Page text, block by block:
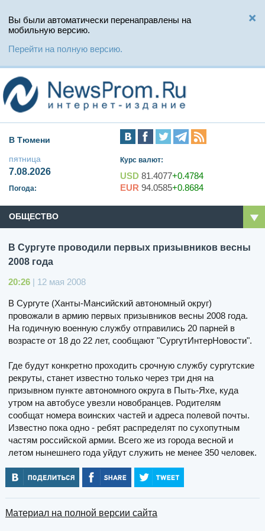
Вы были автоматически перенаправлены на
мобильную версию.
Перейти на полную версию.
В Тюмени
пятница
7.08.2026
Погода:
Курс валют:
USD 81.4077+0.4784
EUR 94.0585+0.8684
ОБЩЕСТВО
В Сургуте проводили первых призывников весны
2008 года
20:26 | 12 мая 2008
В Сургуте (Ханты-Мансийский автономный округ)
провожали в армию первых призывников весны 2008 года.
На годичную военную службу отправились 20 парней в
возрасте от 18 до 22 лет, сообщают "СургутИнтерНовости".
Где будут конкретно проходить срочную службу сургутские
рекруты, станет известно только через три дня на
призывном пункте автономного округа в Пыть-Яхе, куда
утром на автобусе увезли новобранцев. Родителям
сообщат номера воинских частей и адреса полевой почты.
Известно пока одно - ребят распределят по сухопутным
частям российской армии. Всего же из города весной и
летом нынешнего года уйдут служить не менее 350 человек.
Материал на полной версии сайта